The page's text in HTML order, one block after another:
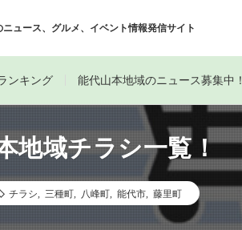
ュース、グルメ、イベント情報発信サイト
ンキング 能代山本地域のニュース募集中！
地域チラシ一覧！
チラシ 三種町 八峰町 能代市 藤里町